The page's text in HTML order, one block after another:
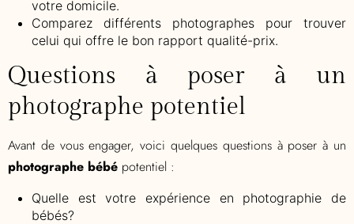
votre domicile.
Comparez différents photographes pour trouver
celui qui offre le bon rapport qualité-prix.
Questions à poser à un
photographe potentiel
Avant de vous engager, voici quelques questions à poser à un
photographe bébé potentiel :
Quelle est votre expérience en photographie de
bébés?